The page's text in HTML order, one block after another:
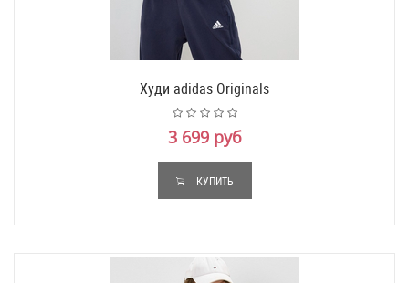
Худи adidas Originals
3 699 руб
КУПИТЬ